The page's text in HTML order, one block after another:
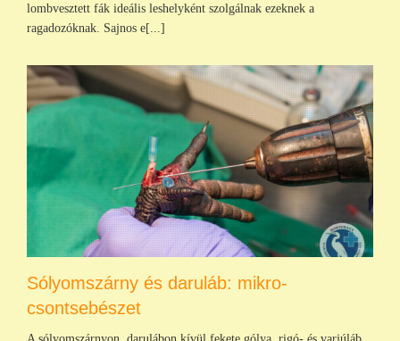
lombvesztett fák ideális leshelyként szolgálnak ezeknek a
ragadozóknak. Sajnos e[...]
Sólyomszárny és daruláb: mikro-
csontsebészet